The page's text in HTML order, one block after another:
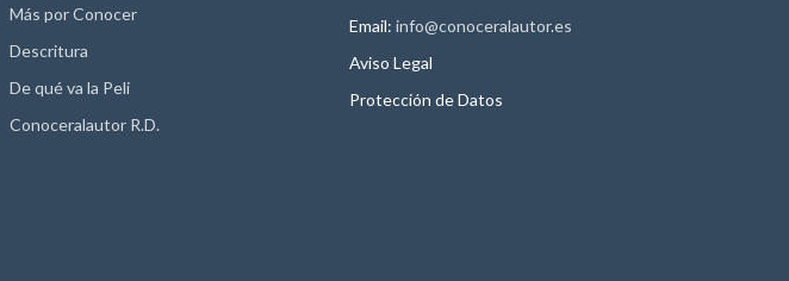
Más por Conocer
Descritura
De qué va la Peli
Conoceralautor R.D.
Email: info@conoceralautor.es
Aviso Legal
Protección de Datos